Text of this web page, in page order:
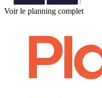
Voir le planning complet